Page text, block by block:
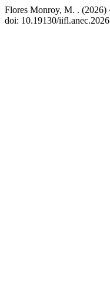
Flores Monroy, M. . (2026)
doi: 10.19130/